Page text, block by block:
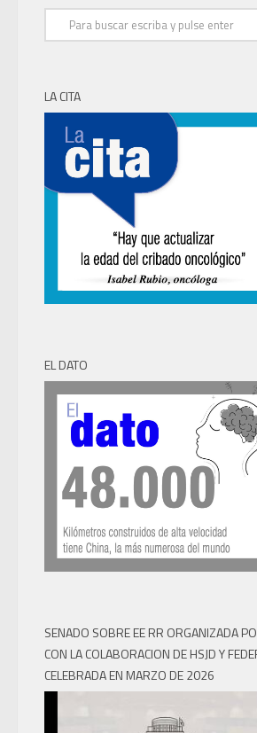
LA CITA
EL DATO
SENADO SOBRE EE RR ORGANIZADA
CON LA COLABORACION DE HSJD Y
CELEBRADA EN MARZO DE 2026